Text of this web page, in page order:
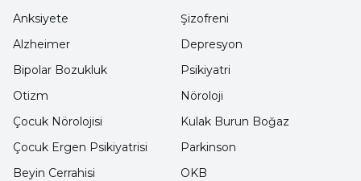
Anksiyete
Alzheimer
Bipolar Bozukluk
Otizm
Çocuk Nörolojisi
Şizofreni
Depresyon
Psikiyatri
Nöroloji
Kulak Burun Boğaz
Çocuk Ergen Psikiyatrisi
Beyin Cerrahisi
Parkinson
OKB